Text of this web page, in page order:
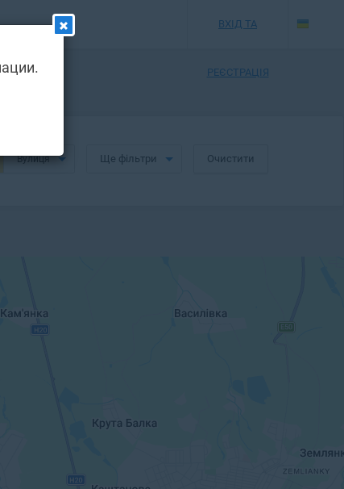
ВХІД ТА
РЕЄСТРАЦІЯ
Вулиця Ще фільтри Очистити